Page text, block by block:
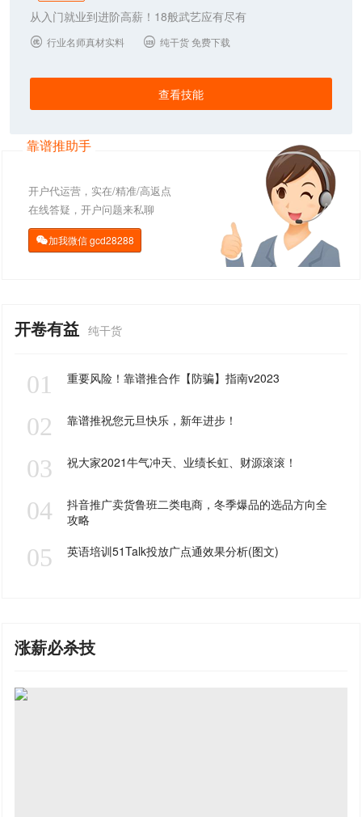
从入门就业到进阶高薪！18般武艺应有尽有
 行业名师真材实料  纯干货 免费下载
查看技能
靠谱推助手
开户代运营，实在/精准/高返点
在线答疑，开户问题来私聊
加我微信gcd28288
开卷有益 纯干货
01 重要风险！靠谱推合作【防骗】指南v2023
02 靠谱推祝您元旦快乐，新年进步！
03 祝大家2021牛气冲天、业绩长虹、财源滚滚！
04
抖音推广卖货鲁班二类电商，冬季爆品的选品方向全
攻略
05 英语培训51Talk投放广点通效果分析(图文)
涨薪必杀技